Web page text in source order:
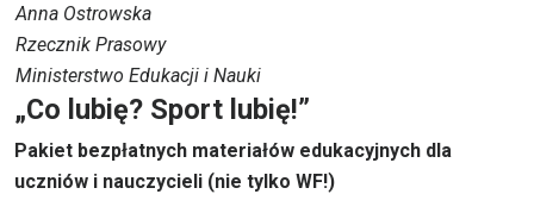
Anna Ostrowska
Rzecznik Prasowy
Ministerstwo Edukacji i Nauki
„Co lubię? Sport lubię!”
Pakiet bezpłatnych materiałów edukacyjnych dla
uczniów i nauczycieli (nie tylko WF!)